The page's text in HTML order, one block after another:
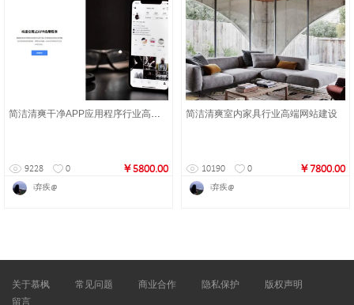
简洁清爽干净APP应用程序行业高端网站建设
9228 0 ￥5800.00
i弃疾@
简洁清爽室内家具行业高端网站建设
10190 0 ￥7800.00
i弃疾@
关于慕枫 常见问题 商业合作 隐私保护
版权声明
留言